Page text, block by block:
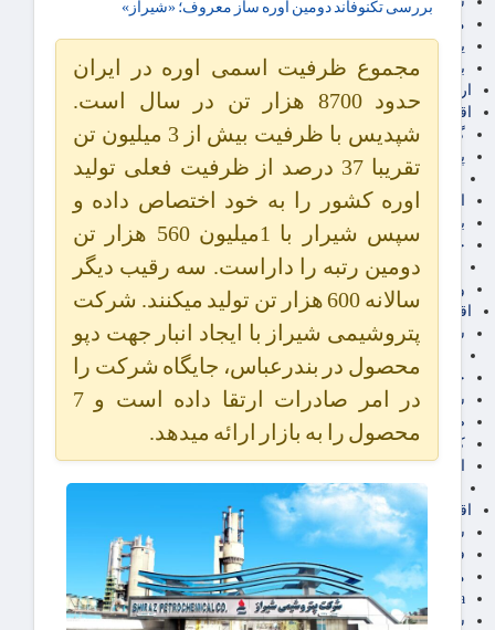
مالیات
یارانه و معیشت مردم
برق، آب و انرژی
ارز دیجیتال
اقتصاد اجتماعی
گردشگری
پزشکی، سلامت و زیبایی
ایران مدلب
اجتماعی
بازنشستگان
حقوق و قضایی
دفتر وکیل
ورزشی
اقتصاد شهری و روستایی
شهر و مسکن و عمران
گسترش ساختمان
حمل و نقل
شهرک های صنعتی
صنایع غذایی
کشاورزی و دامداری
اخبار استان ها
استان تهران
اقتصاد بین الملل
سیاسی
فارکس
مناطق آزاد تجاری
24intermedia
سایر اخبار اقتصادی
بررسی تکنوفاند دومین اوره ساز معروف؛ «شیراز»
مجموع ظرفیت اسمی اوره در ایران
حدود 8700 هزار تن در سال است.
شپدیس با ظرفیت بیش از 3 میلیون تن
تقریبا 37 درصد از ظرفیت فعلی تولید
اوره کشور را به خود اختصاص داده و
سپس شیرار با 1میلیون 560 هزار تن
دومین رتبه را داراست. سه رقیب دیگر
سالانه 600 هزار تن تولید میکنند. شرکت
پتروشیمی شیراز با ایجاد انبار جهت دپو
محصول در بندرعباس، جایگاه شرکت را
در امر صادرات ارتقا داده است و 7
محصول را به بازار ارائه میدهد.